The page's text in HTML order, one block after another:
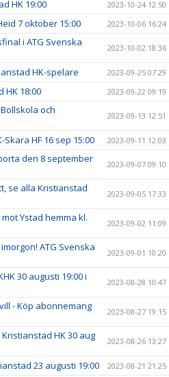
HK 19:00 2023-10-24 12:50
7 oktober 15:00 2023-10-06 16:24
i ATG Svenska
2023-10-02 18:36
HK-spelare 2023-09-25 07:29
HK 18:00 2023-09-22 09:19
och
2023-09-13 12:51
HF 16 sep 15:00 2023-09-11 12:03
den 8 september
2023-09-07 09:10
se alla Kristianstad
2023-09-05 17:33
Ystad hemma kl.
2023-09-02 11:09
ATG Svenska
2023-09-01 10:20
30 augusti 19:00 i
2023-08-28 10:47
- Köp abonnemang
2023-08-27 19:15
HK 30 aug
2023-08-26 13:27
23 augusti 19:00 2023-08-21 21:25